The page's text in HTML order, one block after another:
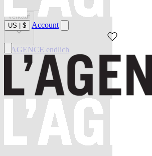
US $ Account
Verkauf
L'AGENCE endlich